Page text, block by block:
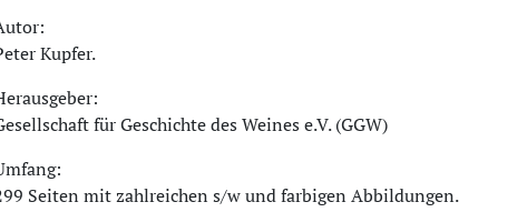
Kupfer.
für Geschichte des Weines e.V. (GGW)
Seiten mit zahlreichen s/w und farbigen Abbildungen.